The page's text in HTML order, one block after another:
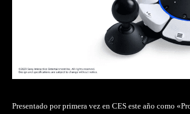
Presentado por primera vez en CES este año como